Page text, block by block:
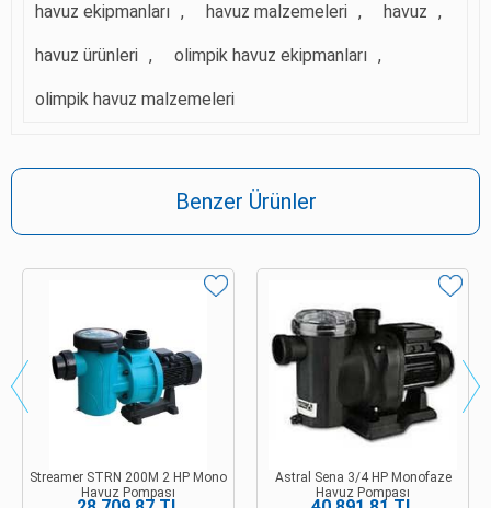
havuz ekipmanları , havuz malzemeleri , havuz ,
havuz ürünleri , olimpik havuz ekipmanları ,
olimpik havuz malzemeleri
Benzer Ürünler
Streamer STRN 200M 2 HP Mono
Havuz Pompası
Astral Sena 3/4 HP Monofaze
Havuz Pompası